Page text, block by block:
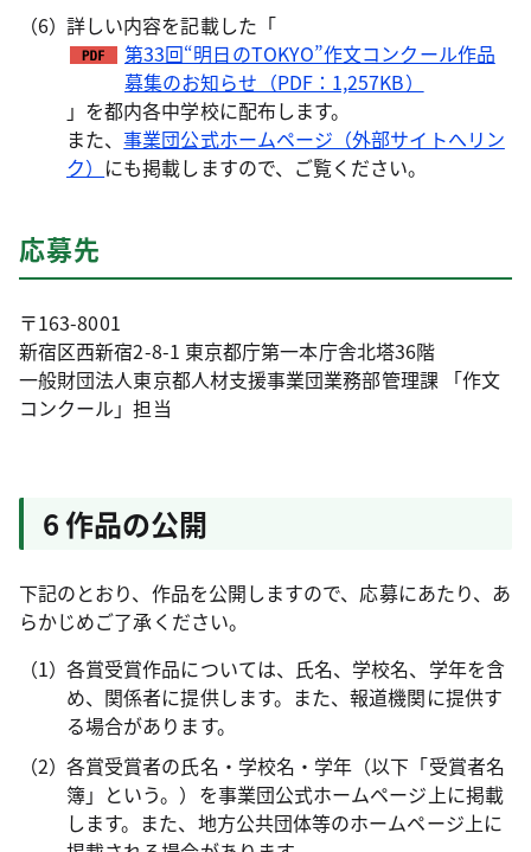
詳しい内容を記載した「
第33回“明日のTOKYO”作文コンクール作品
募集のお知らせ（PDF：1,257KB）
」を都内各中学校に配布します。
また、事業団公式ホームページ（外部サイトへリン
ク） にも掲載しますので、ご覧ください。
応募先
〒163-8001
新宿区西新宿2-8-1 東京都庁第一本庁舎北塔36階
一般財団法人東京都人材支援事業団業務部管理課 「作文
コンクール」担当
6 作品の公開
下記のとおり、作品を公開しますので、応募にあたり、あ
らかじめご了承ください。
各賞受賞作品については、氏名、学校名、学年を含
め、関係者に提供します。また、報道機関に提供す
る場合があります。
各賞受賞者の氏名・学校名・学年（以下「受賞者名
簿」という。）を事業団公式ホームページ上に掲載
します。また、地方公共団体等のホームページ上に